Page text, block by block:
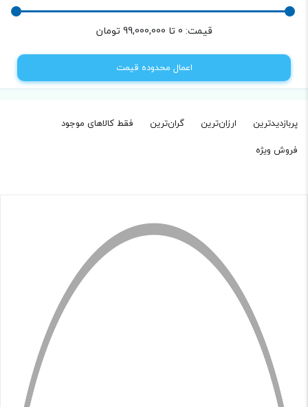
قیمت: 0 تا 99,000,000 تومان
اعمال محدوده قیمت
پربازدیدترین ارزان‌ترین گران‌ترین
فقط کالاهای موجود‌
فروش ویژه